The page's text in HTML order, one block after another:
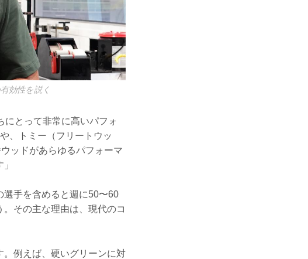
効性を説く
にとって非常に高いパフォ
、トミー（フリートウッ
ッドがあらゆるパフォーマ
選手を含めると週に50〜60
その主な理由は、現代のコ
。例えば、硬いグリーンに対